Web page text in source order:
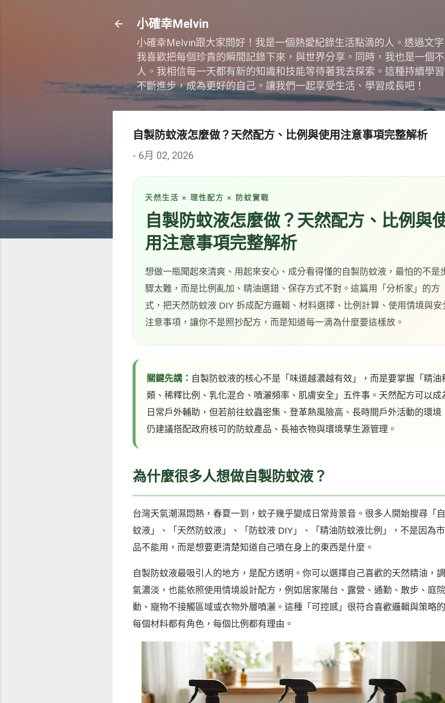
小確幸Melvin
小確幸Melvin跟大家問好！我是一個熱愛紀錄生活點滴的人。透過文
我喜歡把每個珍貴的瞬間記錄下來，與世界分享。同時，我也是一個
人。我相信每一天都有新的知識和技能等待著我去探索。這種持續學
不斷進步，成為更好的自己。讓我們一起享受生活、學習成長吧！
自製防蚊液怎麼做？天然配方、比例與使用注意事項完整解析
- 6月 02, 2026
天然生活 × 理性配方 × 防蚊實戰
自製防蚊液怎麼做？天然配方、比例與
用注意事項完整解析
想做一瓶聞起來清爽、用起來安心、成分看得懂的自製防蚊液，最怕的不是
驟太難，而是比例亂加、精油選錯、保存方式不對。這篇用「分析家」的方
式，把天然防蚊液 DIY 拆成配方邏輯、材料選擇、比例計算、使用情境與安
注意事項，讓你不是照抄配方，而是知道每一滴為什麼要這樣放。
關鍵先講： 自製防蚊液的核心不是「味道越濃越有效」，而是要掌握「精油
類、稀釋比例、乳化混合、噴灑頻率、肌膚安全」五件事。天然配方可以成
日常戶外輔助，但若前往蚊蟲密集、登革熱風險高、長時間戶外活動的環境
仍建議搭配政府核可的防蚊產品、長袖衣物與環境孳生源管理。
為什麼很多人想做自製防蚊液？
台灣天氣潮濕悶熱，春夏一到，蚊子幾乎變成日常背景音。很多人開始搜尋「
蚊液」、「天然防蚊液」、「防蚊液 DIY」、「精油防蚊液比例」，不是因為
品不能用，而是想要更清楚知道自己噴在身上的東西是什麼。
自製防蚊液最吸引人的地方，是配方透明。你可以選擇自己喜歡的天然精油，
氣濃淡，也能依照使用情境設計配方，例如居家陽台、露營、通勤、散步、庭
動、寵物不接觸區域或衣物外層噴灑。這種「可控感」很符合喜歡邏輯與策略
每個材料都有角色，每個比例都有理由。